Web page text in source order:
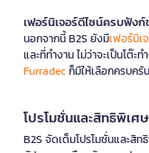
เฟอร์นิเจอร์ดีไซน์ครบฟัง
นอกจากนี้ B2S ยังมีเฟอร์นิเ
และที่ทำงาน ไม่ว่าจะเป็นโต๊ะ
Furradecก็มีให้เลือกครบครัน
โปรโมชั่นและสิทธิพิเศษ
B2S จัดเต็มโปรโมชั่นและสิ